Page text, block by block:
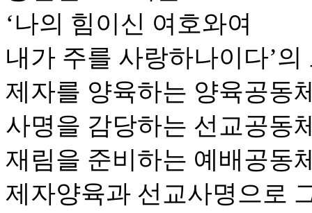
‘나의 힘이신 여호와여
내가 주를 사랑하나이다’의
제자를 양육하는 양육공동
사명을 감당하는 선교공동
재림을 준비하는 예배공동
제자양육과 선교사명으로